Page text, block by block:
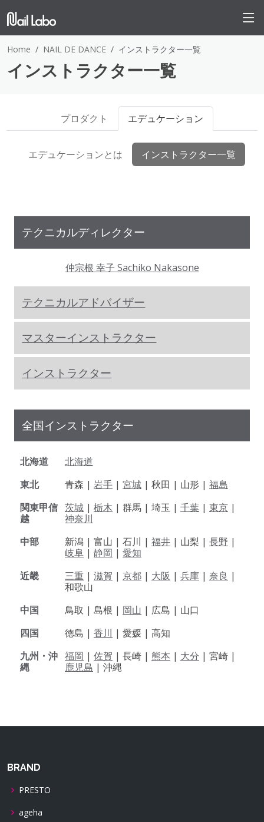
Home NAIL DE DANCE インストラクター一覧
インストラクター一覧
プロダクト エデュケーション
エデュケーションとは インストラクター一覧
テクニカルディレクター
仲宗根 幸子 Sachiko Nakasone
テクニカルアドバイザー
マスターインストラクター
インストラクター
全国インストラクター
北海道
北海道
東北
青森 | 岩手 | 宮城 | 秋田 | 山形 | 福島
関東甲信
越
茨城 | 栃木 | 群馬 | 埼玉 | 千葉 | 東京 |
神奈川
中部
新潟 | 富山 | 石川 | 福井 | 山梨 | 長野 |
岐阜 | 静岡 | 愛知
近畿
三重 | 滋賀 | 京都 | 大阪 | 兵庫 | 奈良 |
和歌山
中国
鳥取 | 島根 | 岡山 | 広島 | 山口
四国
徳島 | 香川 | 愛媛 | 高知
九州・沖
縄
福岡 | 佐賀 | 長崎 | 熊本 | 大分 | 宮崎 |
鹿児島 | 沖縄
BRAND
PRESTO
ageha